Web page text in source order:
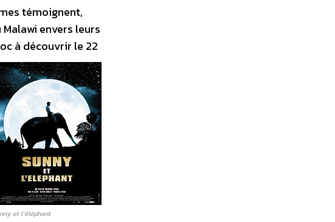
témoignent,
envers leurs
à découvrir le 22
et l’éléphant